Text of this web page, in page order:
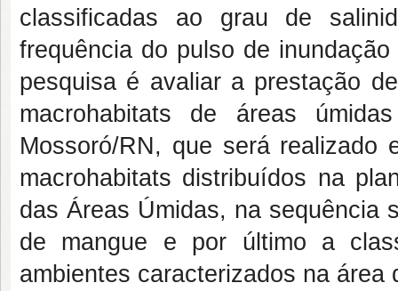
classificadas ao grau de
frequência do pulso de
pesquisa é avaliar a prestação
macrohabitats de áreas
Mossoró/RN, que será realizado
macrohabitats distribuídos na
das Áreas Úmidas, na sequência
de mangue e por último a
ambientes caracterizados na área